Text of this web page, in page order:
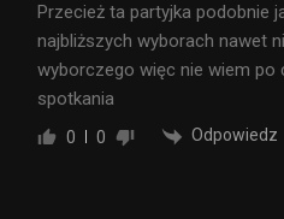
Przecież ta partyjka podobnie
najbliższych wyborach nawet
wyborczego więc nie wiem po
spotkania
0 0 Odpowiedz